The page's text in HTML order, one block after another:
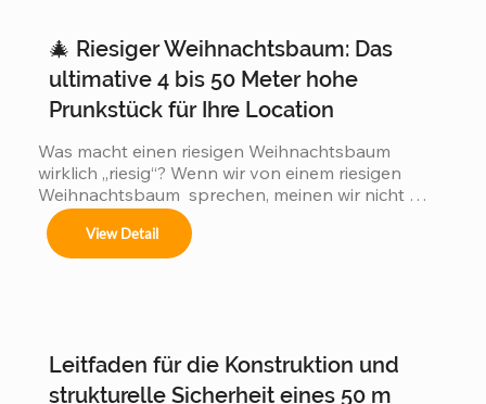
🎄 Riesiger Weihnachtsbaum: Das
ultimative 4 bis 50 Meter hohe
Prunkstück für Ihre Location
Was macht einen riesigen Weihnachtsbaum
wirklich „riesig“? Wenn wir von einem riesigen
Weihnachtsbaum  sprechen, meinen wir nicht
einfach einen 3 oder 5 Meter hohen Baum, wie
man ihn in jedem Einkaufszentrum findet. Wir
meinen gewaltige Konstruktionen  von 4 bis hin zu
Weihnachtsbaum  ist so hoch wie ein 15-
stöckiges...
View Detail
Leitfaden für die Konstruktion und
strukturelle Sicherheit eines 50 m